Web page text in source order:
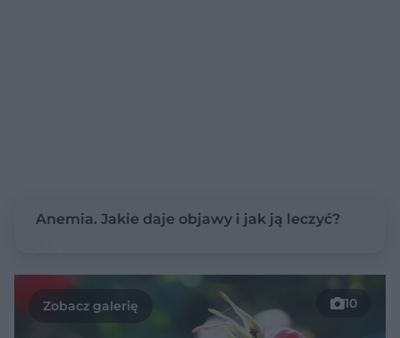
Anemia. Jakie daje objawy i jak ją leczyć?
10